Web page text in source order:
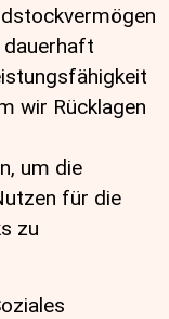
wir Rücklagen
um die
für die
zu